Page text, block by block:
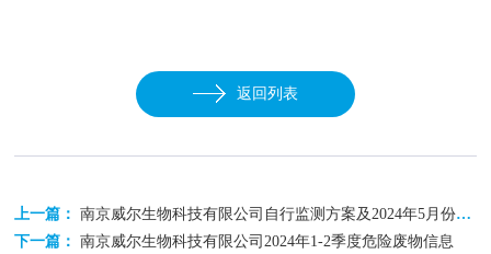
返回列表
上一篇：南京威尔生物科技有限公司自行监测方案及2024年5月份监测报告
下一篇：南京威尔生物科技有限公司2024年1-2季度危险废物信息